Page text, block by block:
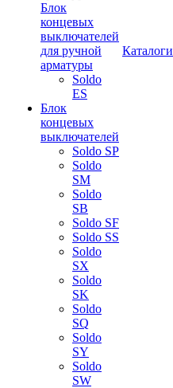
Блок
концевых
выключателей
для ручной
арматуры
Soldo
ES
Блок
концевых
выключателей
Soldo SP
Soldo
SM
Soldo
SB
Soldo SF
Soldo SS
Soldo
SX
Soldo
SK
Soldo
SQ
Soldo
SY
Soldo
SW
Каталоги